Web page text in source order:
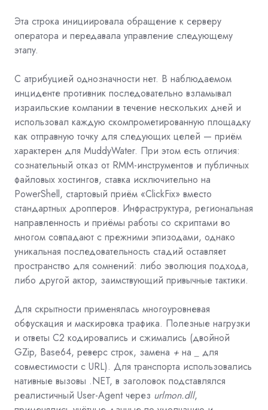
Эта строка инициировала обращение к серверу
оператора и передавала управление следующему
этапу.
С атрибуцией однозначности нет. В наблюдаемом
инциденте противник последовательно взламывал
израильские компании в течение нескольких дней и
использовал каждую скомпрометированную площадку
как отправную точку для следующих целей — приём
характерен для MuddyWater. При этом есть отличия:
сознательный отказ от RMM-инструментов и публичных
файловых хостингов, ставка исключительно на
PowerShell, стартовый приём «ClickFix» вместо
стандартных дропперов. Инфраструктура, региональная
направленность и приёмы работы со скриптами во
многом совпадают с прежними эпизодами, однако
уникальная последовательность стадий оставляет
пространство для сомнений: либо эволюция подхода,
либо другой актор, заимствующий привычные тактики.
Для скрытности применялась многоуровневая
обфускация и маскировка трафика. Полезные нагрузки
и ответы C2 кодировались и сжимались (двойной
GZip, Base64, реверс строк, замена + на
для
совместимости с URL). Для транспорта использовались
нативные вызовы .NET, в заголовок подставлялся
реалистичный User-Agent через urlmon.dll,